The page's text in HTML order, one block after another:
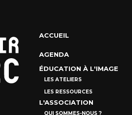
ACCUEIL
AGENDA
ÉDUCATION À L'IMAGE
LES ATELIERS
LES RESSOURCES
L'ASSOCIATION
QUI SOMMES-NOUS ?